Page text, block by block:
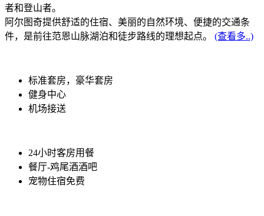
者和登山者。
阿尔图奇提供舒适的住宿、美丽的自然环境、便捷的交通条
件，是前往范恩山脉湖泊和徒步路线的理想起点。 (查看多..)
标准套房，豪华套房
健身中心
机场接送
24小时客房用餐
餐厅-鸡尾酒酒吧
宠物住宿免费